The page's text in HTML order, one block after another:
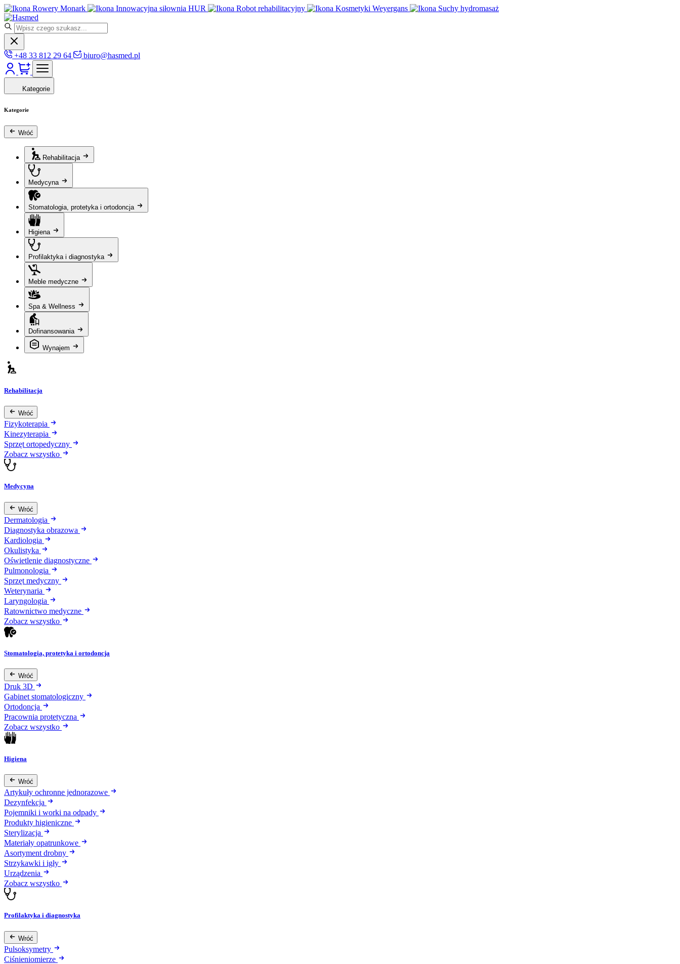
Rowery Monark Innowacyjna siłownia HUR Robot rehabilitacyjny Kosmetyki Weyergans Suchy hydromasaż
+48 33 812 29 64 biuro@hasmed.pl
Kategorie
Kategorie
Wróć
Rehabilitacja
Medycyna
Stomatologia, protetyka i ortodoncja
Higiena
Profilaktyka i diagnostyka
Meble medyczne
Spa & Wellness
Dofinansowania
Wynajem
Rehabilitacja
Wróć
Fizykoterapia
Kinezyterapia
Sprzęt ortopedyczny
Zobacz wszystko
Medycyna
Wróć
Dermatologia
Diagnostyka obrazowa
Kardiologia
Okulistyka
Oświetlenie diagnostyczne
Pulmonologia
Sprzęt medyczny
Weterynaria
Laryngologia
Ratownictwo medyczne
Zobacz wszystko
Stomatologia, protetyka i ortodoncja
Wróć
Druk 3D
Gabinet stomatologiczny
Ortodoncja
Pracownia protetyczna
Zobacz wszystko
Higiena
Wróć
Artykuły ochronne jednorazowe
Dezynfekcja
Pojemniki i worki na odpady
Produkty higieniczne
Sterylizacja
Materiały opatrunkowe
Asortyment drobny
Strzykawki i igły
Urządzenia
Zobacz wszystko
Profilaktyka i diagnostyka
Wróć
Pulsoksymetry
Ciśnieniomierze